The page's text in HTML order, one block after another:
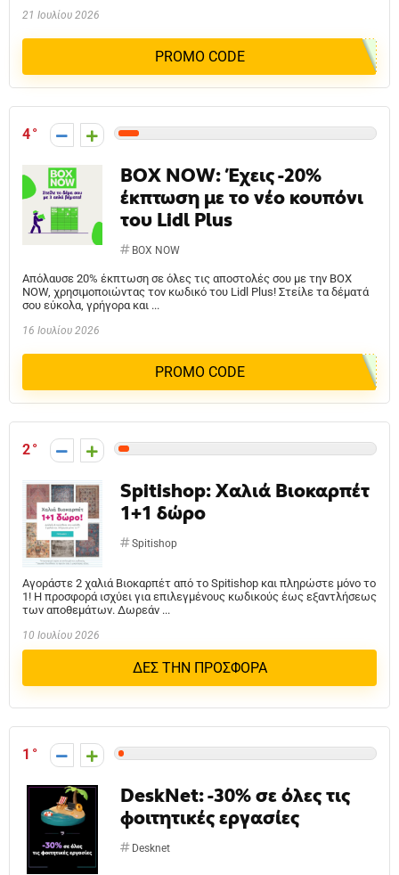
21 Ιουλίου 2026
PROMO CODE
4
BOX NOW: Έχεις -20%
έκπτωση με το νέο κουπόνι
του Lidl Plus
BOX NOW
Απόλαυσε 20% έκπτωση σε όλες τις αποστολές σου με την BOX
NOW, χρησιμοποιώντας τον κωδικό του Lidl Plus! Στείλε τα δέματά
σου εύκολα, γρήγορα και ...
16 Ιουλίου 2026
PROMO CODE
2
Spitishop: Χαλιά Βιοκαρπέτ
1+1 δώρο
Spitishop
Αγοράστε 2 χαλιά Βιοκαρπέτ από το Spitishop και πληρώστε μόνο το
1! Η προσφορά ισχύει για επιλεγμένους κωδικούς έως εξαντλήσεως
των αποθεμάτων. Δωρεάν ...
10 Ιουλίου 2026
ΔΕΣ ΤΗΝ ΠΡΟΣΦΟΡΑ
1
DeskNet: -30% σε όλες τις
φοιτητικές εργασίες
Desknet